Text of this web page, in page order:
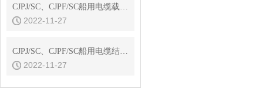
CJPJ/SC、CJPF/SC船用电缆载流量
2022-11-27
CJPJ/SC、CJPF/SC船用电缆结构参数
2022-11-27